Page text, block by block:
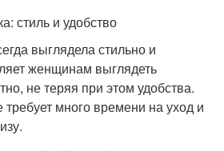
стиль и удобство
выглядела стильно и
женщинам выглядеть
не теряя при этом удобства.
требует много времени на уход и